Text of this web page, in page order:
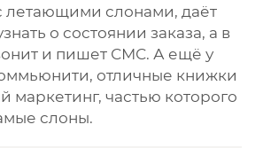
летающими слонами, даёт
о состоянии заказа, а в
и пишет СМС. А ещё у
отличные книжки
маркетинг, частью которого
слоны.